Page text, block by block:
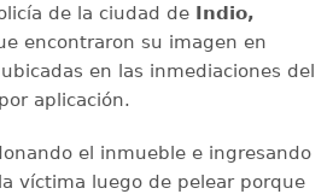
de la ciudad de Indio,
encontraron su imagen en
en las inmediaciones del
aplicación.
el inmueble e ingresando
víctima luego de pelear porque